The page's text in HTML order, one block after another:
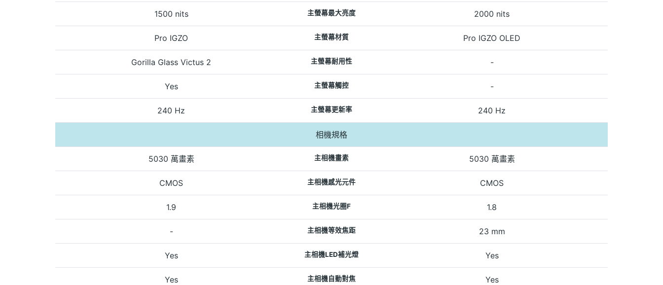
1500 nits 主螢幕最大亮度 2000 nits
Pro IGZO 主螢幕材質 Pro IGZO OLED
Gorilla Glass Victus 2 主螢幕耐用性 -
Yes 主螢幕觸控 -
240 Hz 主螢幕更新率 240 Hz
相機規格
5030 萬畫素 主相機畫素 5030 萬畫素
CMOS 主相機感光元件 CMOS
1.9 主相機光圈F 1.8
- 主相機等效焦距 23 mm
Yes 主相機LED補光燈 Yes
Yes 主相機自動對焦 Yes